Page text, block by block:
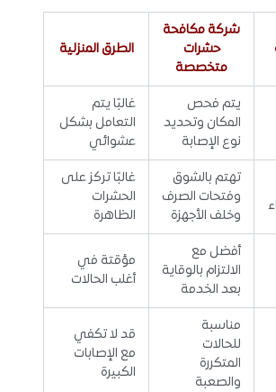
شركة مكافحة
حشرات
متخصصة
الطرق المنزلية
يتم فحص
المكان وتحديد
نوع الإصابة
غالبًا يتم
التعامل بشكل
عشوائي
تهتم بالشوق
وفتحات الصرف
وخلف الأجهزة
غالبًا تركز على
الحشرات
الظاهرة
أفضل مع
الالتزام بالوقاية
بعد الخدمة
مؤقتة في
أغلب الحالات
مناسبة
للحالات
المتكررة
والصعبة
قد لا تكفي
مع الإصابات
الكبيرة